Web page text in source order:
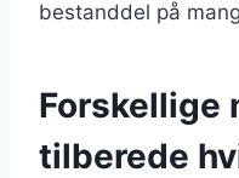
bestanddel på
Forskellige
tilberede